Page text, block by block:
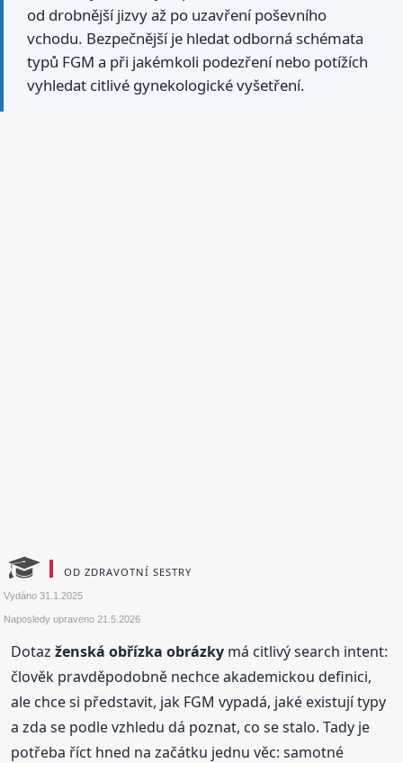
od drobnější jizvy až po uzavření poševního
vchodu. Bezpečnější je hledat odborná schémata
typů FGM a při jakémkoli podezření nebo potížích
vyhledat citlivé gynekologické vyšetření.
OD ZDRAVOTNÍ SESTRY
Vydáno31.1.2025
Naposledy upraveno21.5.2026
Dotazženská obřízka obrázky má citlivý search intent:
člověk pravděpodobně nechce akademickou definici,
ale chce si představit, jak FGM vypadá, jaké existují typy
a zda se podle vzhledu dá poznat, co se stalo. Tady je
potřeba říct hned na začátku jednu věc: samotné